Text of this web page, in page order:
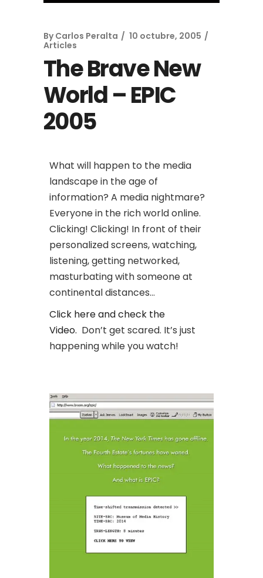
By Carlos Peralta
10 octubre, 2005
Articles
The Brave New
World – EPIC
2005
What will happen to the media
landscape in the age of
information? A media nightmare?
Everyone in the rich world online.
Clicking! Clicking! In front of their
personalized screens, watching,
listening, getting networked,
masturbating with someone at
continental distances…
Click here and check the
Video. Don’t get scared. It’s just
happening while you watch!